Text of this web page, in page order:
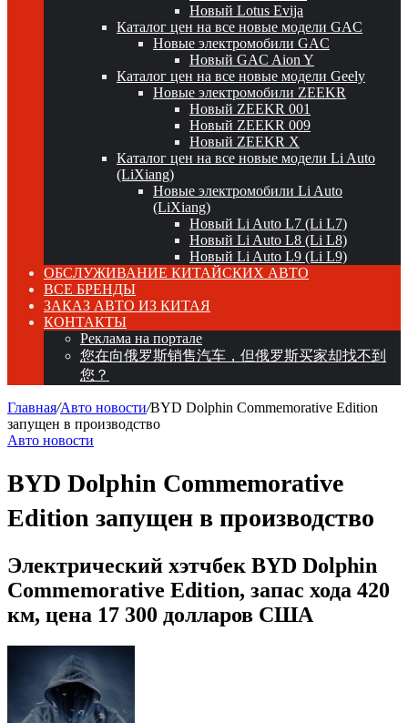
Новый Lotus Evija
Каталог цен на все новые модели GAC
Новые электромобили GAC
Новый GAC Aion Y
Каталог цен на все новые модели Geely
Новые электромобили ZEEKR
Новый ZEEKR 001
Новый ZEEKR 009
Новый ZEEKR X
Каталог цен на все новые модели Li Auto
(LiXiang)
Новые электромобили Li Auto
(LiXiang)
Новый Li Auto L7 (Li L7)
Новый Li Auto L8 (Li L8)
Новый Li Auto L9 (Li L9)
ОБСЛУЖИВАНИЕ КИТАЙСКИХ АВТО
ВСЕ БРЕНДЫ
ЗАКАЗ АВТО ИЗ КИТАЯ
КОНТАКТЫ
Реклама на портале
您在向俄罗斯销售汽车，但俄罗斯买家却找不到
您？
Главная/Авто новости/BYD Dolphin Commemorative Edition
запущен в производство
Авто новости
BYD Dolphin Commemorative
Edition запущен в производство
Электрический хэтчбек BYD Dolphin
Commemorative Edition, запас хода 420
км, цена 17 300 долларов США